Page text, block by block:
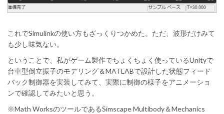
これでSimulinkの使い方もざっくりつかめた。ただ、波形だけみて
も少し味気ない。
ということで、私がゲーム製作でちょくちょく使っているUnityで
台車型倒立振子のモデリング＆MATLABで設計した状態フィード
バック制御器を実装してみて、実際に制御の様子をアニメーショ
ンで確認してみたいと思う。
※Math WorksのツールであるSimscape Multibody＆Mechanics